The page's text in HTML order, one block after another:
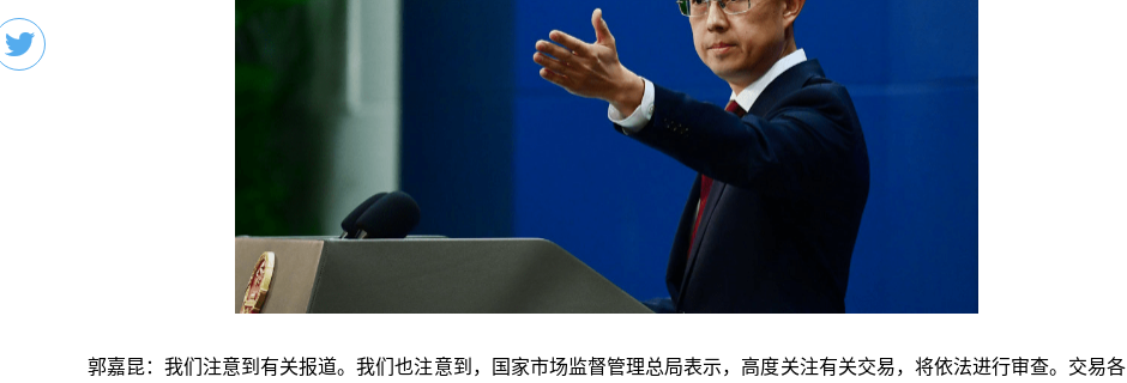
郭嘉昆：我们注意到有关报道。我们也注意到，国家市场监督管理总局表示，高度关注有关交易，将依法进行审查。交易各